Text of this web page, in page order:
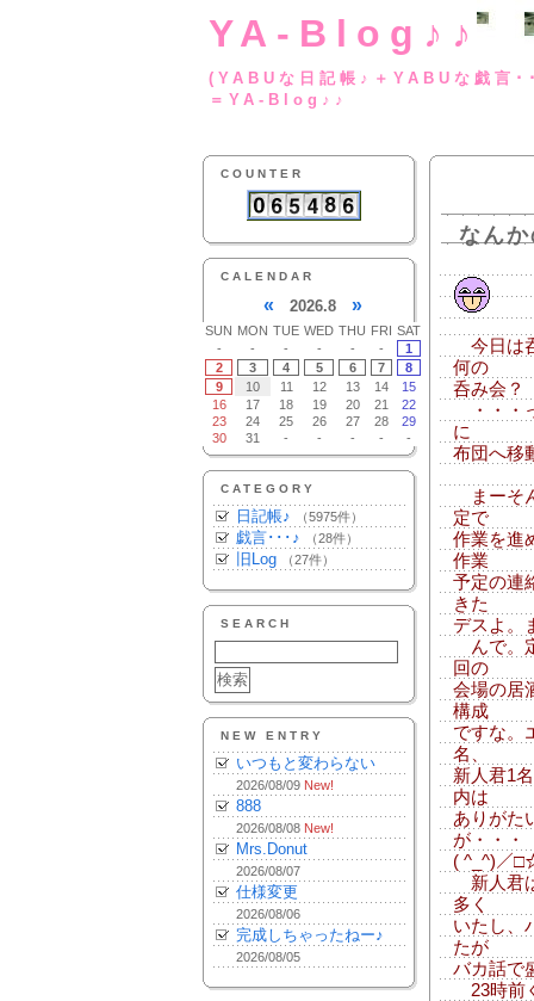
YA-Blog♪♪
(YABUな日記帳♪
＝YA-Blog♪♪
COUNTER
CALENDAR
« 2026.8 »
SUN MON TUE WED THU FRI SAT
-
- - - - -
1
2
3 4 5 6 7
8
9
10 11 12 13 14
15
16
17 18 19 20 21
22
23
24 25 26 27 28
29
30
31 - - - - -
CATEGORY
日記帳♪ （5975件）
戯言･･･♪ （28件）
旧Log （27件）
SEARCH
NEW ENTRY
いつもと変わらない
2026/08/09 New!
888
2026/08/08 New!
Mrs.Donut
2026/08/07
仕様変更
2026/08/06
完成しちゃったねー♪
2026/08/05
なん
今日は
何の
呑み会？
・・・
に
布団へ移
まーそ
定で
作業を進
作業
予定の連
きた
デスよ。
んで。
回の
会場の居
構成
ですな。
名、
新人君1
内は
ありがた
が・・・
( ^_^)／
新人君
多く
いたし、
たが
バカ話で
23時前